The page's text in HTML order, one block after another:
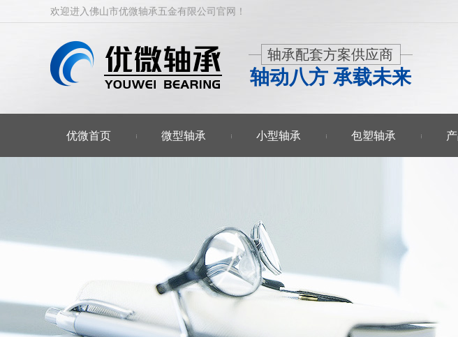
欢迎进入佛山市优微轴承五金有限公司官网！
轴承配套方案供应商
轴动八方 承载未来
优微首页 微型轴承 小型轴承 包塑轴承